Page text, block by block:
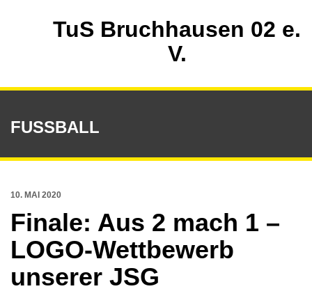
TuS Bruchhausen 02 e.
V.
FUSSBALL
10. MAI 2020
Finale: Aus 2 mach 1 –
LOGO-Wettbewerb
unserer JSG